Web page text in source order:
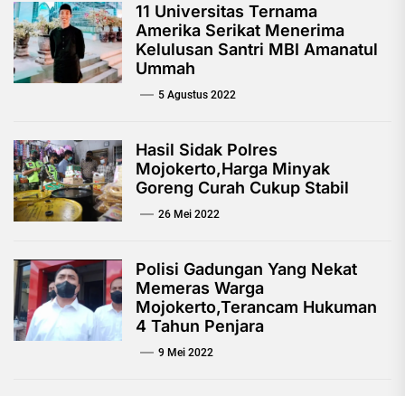
11 Universitas Ternama
Amerika Serikat Menerima
Kelulusan Santri MBI Amanatul
Ummah
5 Agustus 2022
Hasil Sidak Polres
Mojokerto,Harga Minyak
Goreng Curah Cukup Stabil
26 Mei 2022
Polisi Gadungan Yang Nekat
Memeras Warga
Mojokerto,Terancam Hukuman
4 Tahun Penjara
9 Mei 2022